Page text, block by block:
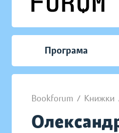
Програма
Bookforum / Книжки